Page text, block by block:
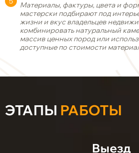
Материалы, фактуры, цвета и
мастерски подбирают под
жизни и вкус владельцев
комбинировать натуральный
массив ценных пород или
доступные по стоимости
ЭТАПЫ РАБОТЫ
Выезд